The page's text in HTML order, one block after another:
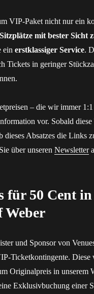
VIP-Paket nicht nur ein
mit bester Sicht
einerstklassiger Service.
Tickets in geringer
– die wir immer
vor. Sobald
dieses Absatzes die Links
über unserenNewsletter
für 50 Cent
Weber
und Sponsor von
Ticketkontingente.
Originalpreis in unserem
Exklusivbuchung einer